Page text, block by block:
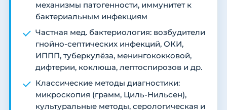
механизмы патогенности, иммунитет к
бактериальным инфекциям
Частная мед. бактериология: возбудители
гнойно-септических инфекций, ОКИ,
ИППП, туберкулёза, менингококковой,
дифтерии, коклюша, лептоспирозов и др.
Классические методы диагностики:
микроскопия (грамм, Циль-Нильсен),
культуральные методы, серологическая и